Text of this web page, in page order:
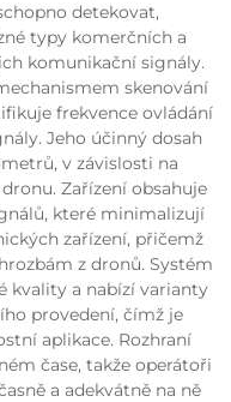
detekovat,
typy komerčních a
komunikační signály.
skenování
frekvence ovládání
Jeho účinný dosah
v závislosti na
Zařízení obsahuje
které minimalizují
zařízení, přičemž
z dronů. Systém
kvality a nabízí varianty
provedení, čímž je
aplikace. Rozhraní
čase, takže operátoři
a adekvátně na ně